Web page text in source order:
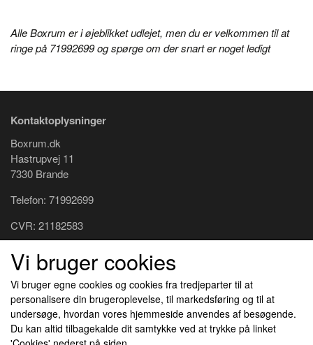
Alle Boxrum er i øjeblikket udlejet, men du er velkommen til at
ringe på 71992699 og spørge om der snart er noget ledigt
Kontaktoplysninger
Boxrum.dk
Hastrupvej 11
7330 Brande
Telefon: 71992699
CVR: 21182583
Links
Handels- og lejebetingelser
Cookies
Kunde login
Om os
Vi bruger cookies
Vi bruger egne cookies og cookies fra tredjeparter til at
personalisere din brugeroplevelse, til markedsføring og til at
undersøge, hvordan vores hjemmeside anvendes af besøgende.
Du kan altid tilbagekalde dit samtykke ved at trykke på linket